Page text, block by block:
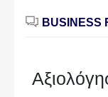
BUSINESS